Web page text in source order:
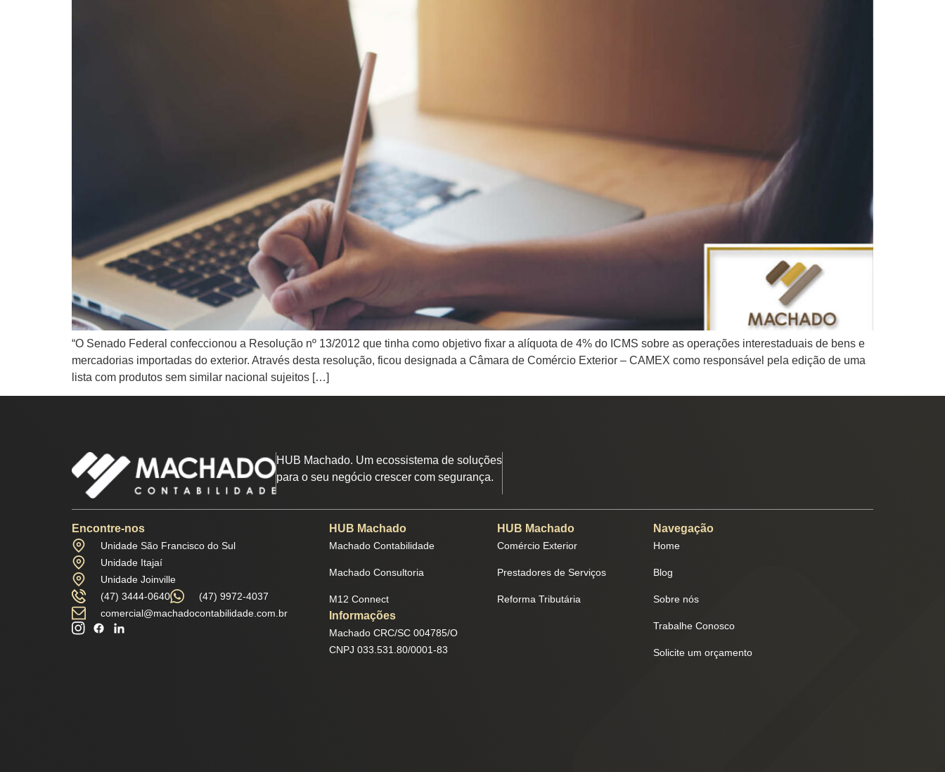
“O Senado Federal confeccionou a Resolução nº 13/2012 que tinha como objetivo fixar a alíquota de 4% do ICMS sobre as operações interestaduais de bens e
mercadorias importadas do exterior. Através desta resolução, ficou designada a Câmara de Comércio Exterior – CAMEX como responsável pela edição de uma
lista com produtos sem similar nacional sujeitos […]
HUB Machado. Um ecossistema de soluções
para o seu negócio crescer com segurança.
Encontre-nos
Unidade São Francisco do Sul
Unidade Itajaí
Unidade Joinville
(47) 3444-0640
(47) 9972-4037
comercial@machadocontabilidade.com.br
HUB Machado
Machado Contabilidade
Machado Consultoria
M12 Connect
Informações
Machado CRC/SC 004785/O
CNPJ 033.531.80/0001-83
HUB Machado
Comércio Exterior
Prestadores de Serviços
Reforma Tributária
Navegação
Home
Blog
Sobre nós
Trabalhe Conosco
Solicite um orçamento